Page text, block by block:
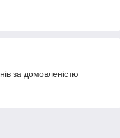
за домовленістю